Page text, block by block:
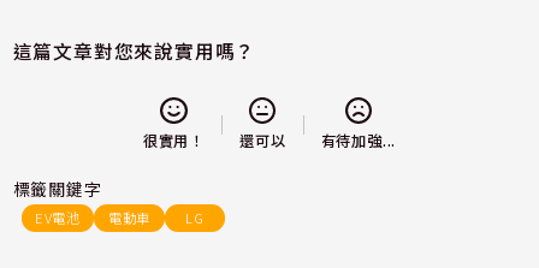
這篇文章對您來說實用嗎？
很實用！ 還可以 有待加強...
標籤關鍵字
EV電池 電動車 LG